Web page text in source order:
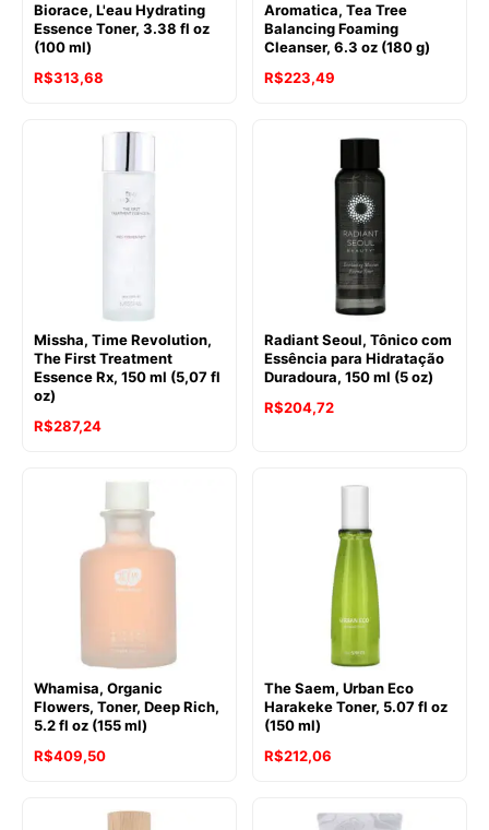
Biorace, L'eau Hydrating
Essence Toner, 3.38 fl oz
(100 ml)
R$313,68
Aromatica, Tea Tree
Balancing Foaming
Cleanser, 6.3 oz (180 g)
R$223,49
Missha, Time Revolution,
The First Treatment
Essence Rx, 150 ml (5,07 fl
oz)
R$287,24
Radiant Seoul, Tônico com
Essência para Hidratação
Duradoura, 150 ml (5 oz)
R$204,72
Whamisa, Organic
Flowers, Toner, Deep Rich,
5.2 fl oz (155 ml)
R$409,50
The Saem, Urban Eco
Harakeke Toner, 5.07 fl oz
(150 ml)
R$212,06